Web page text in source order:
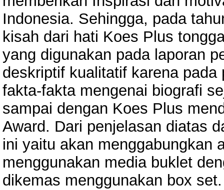
Indonesia. Sehingga, pada
kisah dari hati Koes Plus
yang digunakan pada laporan
deskriptif kualitatif karena
fakta-fakta mengenai biografi
sampai dengan Koes Plus
Award. Dari penjelasan diatas
ini yaitu akan menggabungkan
menggunakan media buklet
dikemas menggunakan box set.